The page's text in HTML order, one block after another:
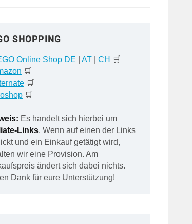
SHOPPING
Online Shop DE AT| CH 🛒
🛒
🛒
🛒
Es handelt sich hierbei um
Links. Wenn auf einen der Links
und ein Einkauf getätigt wird,
wir eine Provision. Am
ändert sich dabei nichts.
Dank für eure Unterstützung!